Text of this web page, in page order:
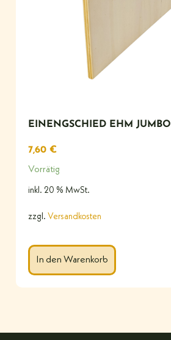
EINENGSCHIED EHM JUMBO
7,60 €
Vorrätig
inkl. 20 % MwSt.
zzgl. Versandkosten
In den Warenkorb